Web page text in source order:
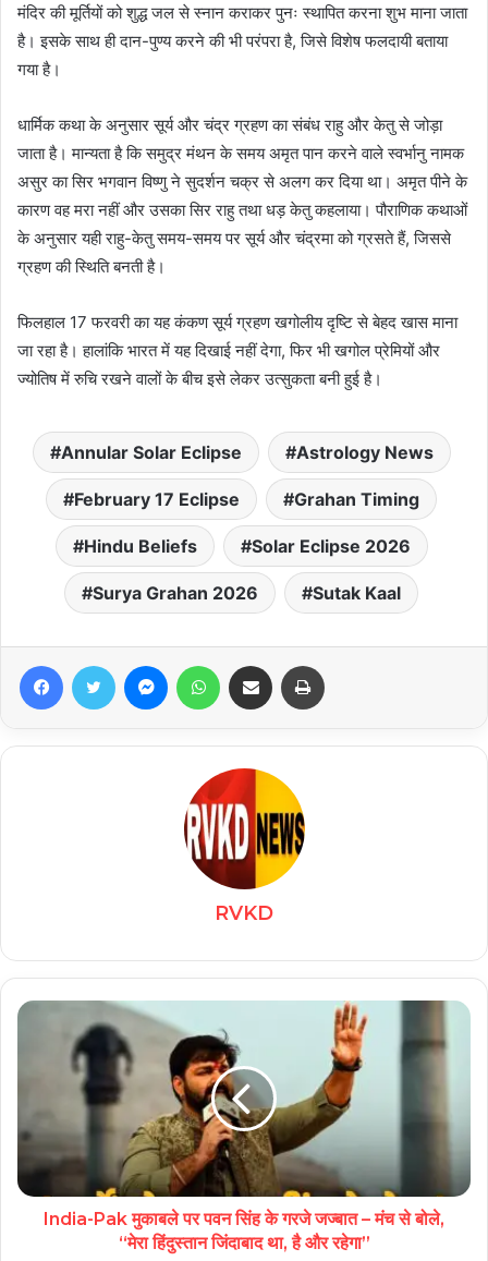
मंदिर की मूर्तियों को शुद्ध जल से स्नान कराकर पुनः स्थापित करना शुभ माना जाता
है। इसके साथ ही दान-पुण्य करने की भी परंपरा है, जिसे विशेष फलदायी बताया
गया है।
धार्मिक कथा के अनुसार सूर्य और चंद्र ग्रहण का संबंध राहु और केतु से जोड़ा
जाता है। मान्यता है कि समुद्र मंथन के समय अमृत पान करने वाले स्वर्भानु नामक
असुर का सिर भगवान विष्णु ने सुदर्शन चक्र से अलग कर दिया था। अमृत पीने के
कारण वह मरा नहीं और उसका सिर राहु तथा धड़ केतु कहलाया। पौराणिक कथाओं
के अनुसार यही राहु-केतु समय-समय पर सूर्य और चंद्रमा को ग्रसते हैं, जिससे
ग्रहण की स्थिति बनती है।
फिलहाल 17 फरवरी का यह कंकण सूर्य ग्रहण खगोलीय दृष्टि से बेहद खास माना
जा रहा है। हालांकि भारत में यह दिखाई नहीं देगा, फिर भी खगोल प्रेमियों और
ज्योतिष में रुचि रखने वालों के बीच इसे लेकर उत्सुकता बनी हुई है।
Annular Solar Eclipse Astrology News
February 17 Eclipse Grahan Timing
Hindu Beliefs Solar Eclipse 2026
Surya Grahan 2026 Sutak Kaal
FacebookTwitter MessengerWhatsAppShare via Email
RVKD
India-Pak मुकाबले पर पवन सिंह के गरजे जज्बात – मंच से बोले,
“मेरा हिंदुस्तान जिंदाबाद था, है और रहेगा”